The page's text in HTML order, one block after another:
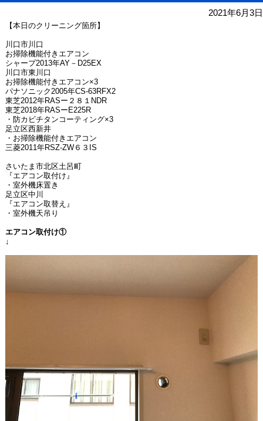
2021年6月3日
【本日のクリーニング箇所】
川口市川口
お掃除機能付きエアコン
シャープ2013年AY－D25EX
川口市東川口
お掃除機能付きエアコン×3
パナソニック2005年CS-63RFX2
東芝2012年RASー２８１NDR
東芝2018年RASーE225R
・防カビチタンコーティング×3
足立区西新井
・お掃除機能付きエアコン
三菱2011年RSZ-ZW６３IS
さいたま市北区土呂町
『エアコン取付け』
・室外機床置き
足立区中川
『エアコン取替え』
・室外機天吊り
エアコン取付け①
↓